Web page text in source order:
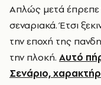
Απλώς μετά έπρεπε
σεναριακά. Έτσι
την εποχή της
την πλοκή. Αυτό
Σενάριο,